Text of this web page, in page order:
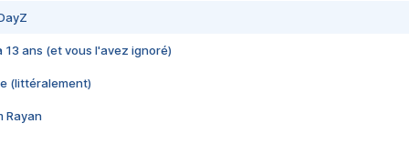
13 ans (et vous l'avez ignoré)
(littéralement)
Rayan